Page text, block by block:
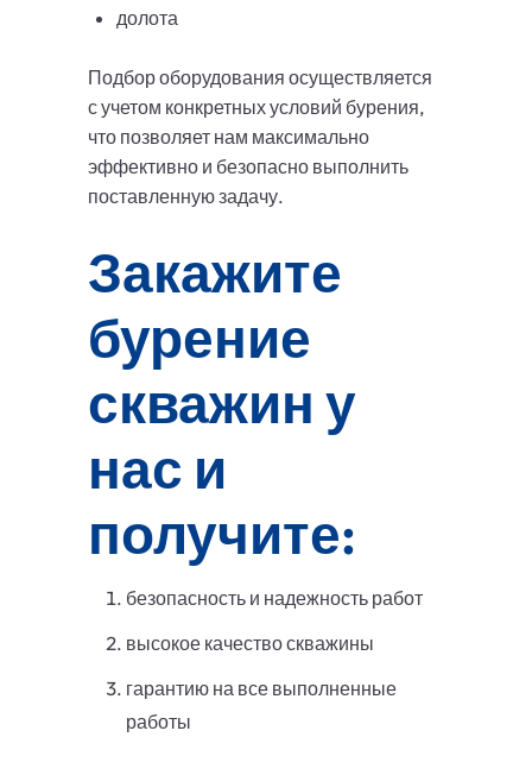
долота
Подбор оборудования осуществляется
с учетом конкретных условий бурения,
что позволяет нам максимально
эффективно и безопасно выполнить
поставленную задачу.
Закажите
бурение
скважин у
нас и
получите:
безопасность и надежность работ
высокое качество скважины
гарантию на все выполненные
работы